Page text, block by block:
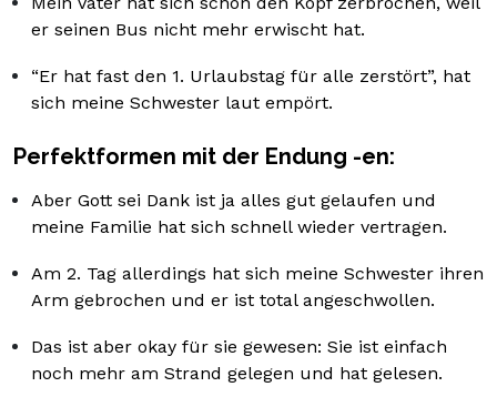
er seinen Bus nicht mehr erwischt hat.
“Er hat fast den 1. Urlaubstag für alle zerstört”, hat
sich meine Schwester laut empört.
Perfektformen mit der Endung -en:
Aber Gott sei Dank ist ja alles gut gelaufen und
meine Familie hat sich schnell wieder vertragen.
Am 2. Tag allerdings hat sich meine Schwester ihren
Arm gebrochen und er ist total angeschwollen.
Das ist aber okay für sie gewesen: Sie ist einfach
noch mehr am Strand gelegen und hat gelesen.